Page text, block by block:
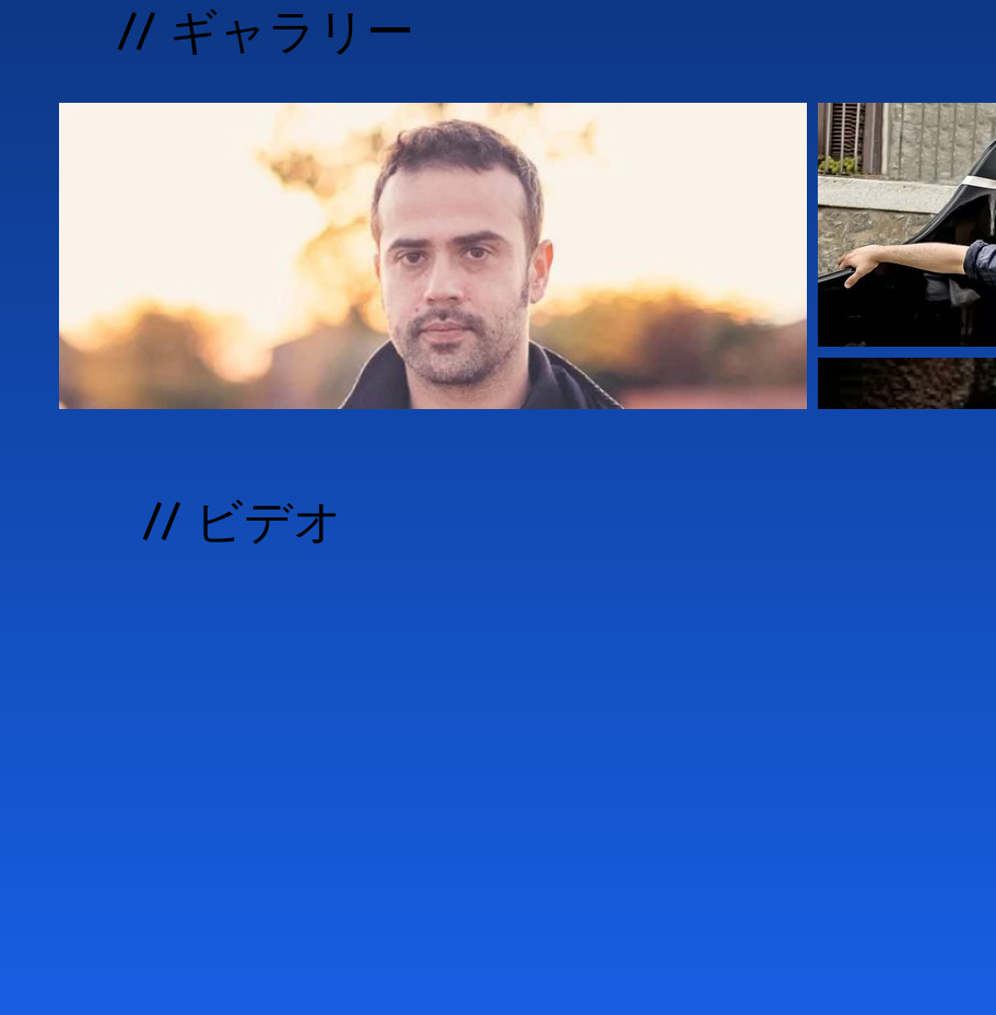
った。2011年には『Insound』誌で最優秀イタリア人ピアニストに選ばれ、『Musica
ポイント差の2位にランクインするなど、27歳にしてイタリア国内外で最も重要な次世
2012年は飛躍の年となった。2月にCAM JAZZから4枚目のリーダー作『WE DON'T LIVE
トップミュージシャン（マイケル・ブレイク、トーマス・モーガン、ジェラルド・ク
カ・ペトレッラを迎え、ヨーロッパで2度の成功したツアーを行った。春にはロベルト
FAVORITE RECORDS）に参加。9月中旬には、エンリコ・ラヴァの待望のECMリリー
テットの一員としてその独自性を発揮した。他にもジャンルカ・ペトレッラの「
捧げたプロジェクト「Il Bidone」でも活動。グイディとペトレッラのデュオはメキシコ
バルで熱狂的に迎えられた。エンリコ・ラヴァとはデュオや「Tribe」のほか、マイケル
ど、PM Jazz Labの多様な企画でも共演。リーダーとしてのグループには、キンゼルマ
「Unknown Rebel Band（アフリカ音楽の新レパートリーを演奏）」、シェーン・エン
ス・モーガン、ジェラルド・クリーヴァーとの新クインテットがある。2013年3月には
// ギャラリー
// ビデオ